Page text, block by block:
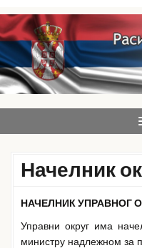
Skip
to
content
Расински
званична презентација
Начелник
НАЧЕЛНИК УПРАВНОГ
Управни округ има
министру надлежном за